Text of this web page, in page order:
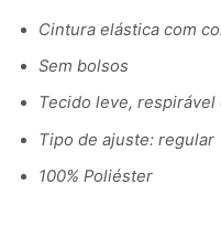
Cintura elástica com
Sem bolsos
Tecido leve,
Tipo de ajuste: regular
100% Poliéster